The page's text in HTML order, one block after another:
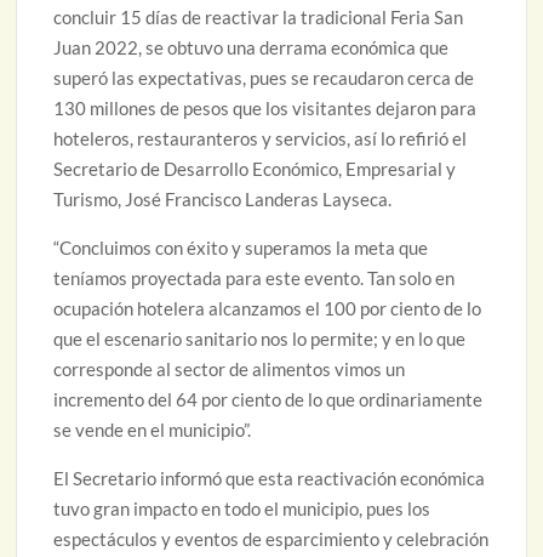
concluir 15 días de reactivar la tradicional Feria San
Juan 2022, se obtuvo una derrama económica que
superó las expectativas, pues se recaudaron cerca de
130 millones de pesos que los visitantes dejaron para
hoteleros, restauranteros y servicios, así lo refirió el
Secretario de Desarrollo Económico, Empresarial y
Turismo, José Francisco Landeras Layseca.
“Concluimos con éxito y superamos la meta que
teníamos proyectada para este evento. Tan solo en
ocupación hotelera alcanzamos el 100 por ciento de lo
que el escenario sanitario nos lo permite; y en lo que
corresponde al sector de alimentos vimos un
incremento del 64 por ciento de lo que ordinariamente
se vende en el municipio”.
El Secretario informó que esta reactivación económica
tuvo gran impacto en todo el municipio, pues los
espectáculos y eventos de esparcimiento y celebración